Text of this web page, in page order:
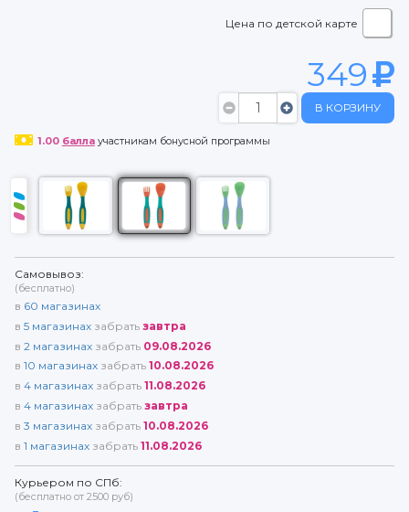
Цена по детской карте
349
В КОРЗИНУ
1.00 баллаучастникам бонусной программы
Самовывоз:
(бесплатно)
в 60 магазинах
в 5 магазинах забрать завтра
в 2 магазинах забрать 09.08.2026
в 10 магазинах забрать 10.08.2026
в 4 магазинах забрать 11.08.2026
в 4 магазинах забрать завтра
в 3 магазинах забрать 10.08.2026
в 1 магазинах забрать 11.08.2026
Курьером по СПб:
(бесплатно от 2500 руб)